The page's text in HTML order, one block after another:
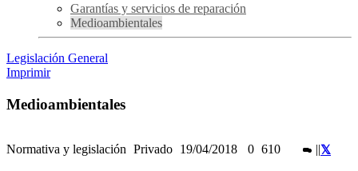
Garantías y servicios de reparación
Medioambientales
Legislación General
Imprimir
Medioambientales
Normativa y legislación Privado 19/04/2018 0 610 ||